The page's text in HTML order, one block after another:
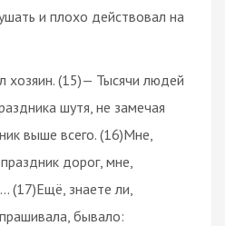
и плохо действовал на
хозяин. (15)— Тысячи людей
шутя, не замечая
выше всего. (16)Мне,
дорог, мне,
(17)Ещё, знаете ли,
бывало: